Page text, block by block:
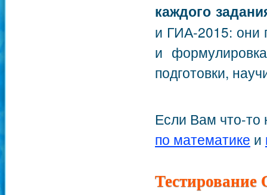
каждого
и ГИА-2015: они
и
подготовки,
Если Вам что-то
по математике и